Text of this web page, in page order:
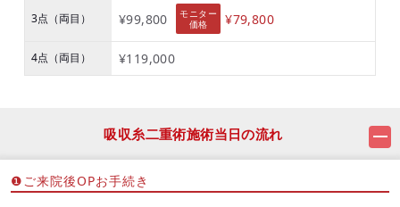
3点（両目） ¥99,800
モニター
価格
¥79,800
4点（両目） ¥119,000
吸収糸二重術施術当日の流れ
❶ご来院後OPお手続き